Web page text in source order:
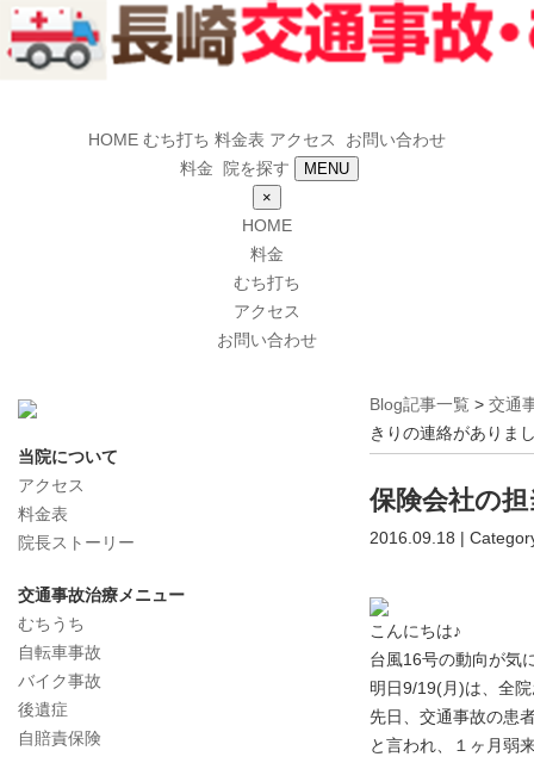
HOME むち打ち 料金表 アクセス
お問い合わせ
料金
院を探す
MENU
×
HOME
料金
むち打ち
アクセス
お問い合わせ
Blog記事一覧 > 交通
きりの連絡がありま
保険会社の
2016.09.18 |
こんにちは♪
台風16号の動向が気
明日9/19(月)は、全
先日、交通事故の患
と言われ、１ヶ月弱
当院について
アクセス
料金表
院長ストーリー
交通事故治療メニュー
むちうち
自転車事故
バイク事故
後遺症
自賠責保険